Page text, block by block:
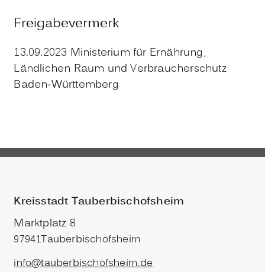
Freigabevermerk
13.09.2023 Ministerium für Ernährung,
Ländlichen Raum und Verbraucherschutz
Baden-Württemberg
Kreisstadt Tauberbischofsheim
Marktplatz 8
97941Tauberbischofsheim
info@tauberbischofsheim.de